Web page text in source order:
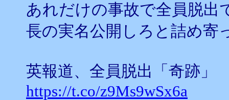
あれだけの事故で全員脱出
長の実名公開しろと詰め寄
英報道、全員脱出「奇跡
https://t.co/z9Ms9wSx6a